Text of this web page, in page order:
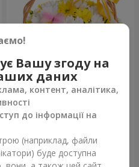
Кошик "Сонечко"
Замовити
Вашу згоду на
даних
контент, аналітика,
до інформації на
(наприклад, файли
буде доступна